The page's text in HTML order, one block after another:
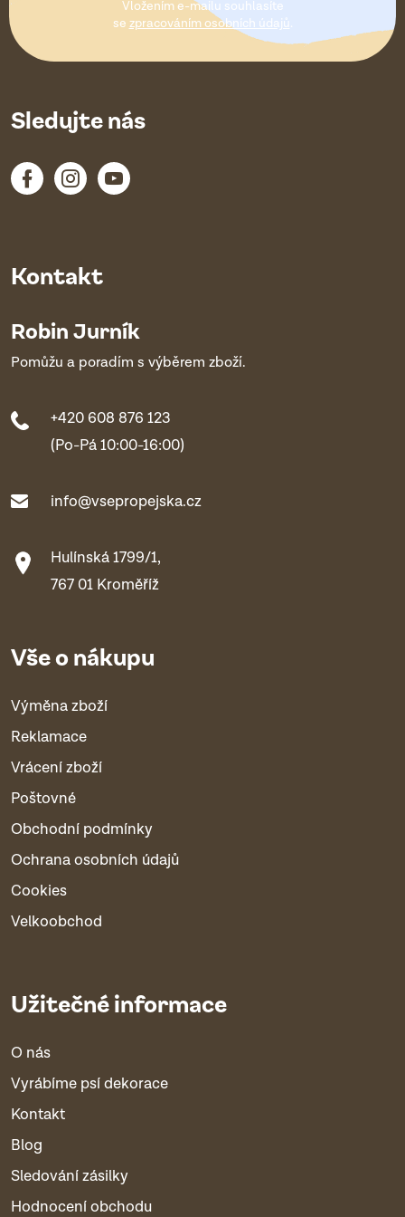
Vložením e-mailu souhlasíte
se zpracováním osobních údajů.
Kontakt
Robin Jurník
Pomůžu a poradím s výběrem zboží.
+420 608 876 123
(Po-Pá 10:00-16:00)
info@vsepropejska.cz
Hulínská 1799/1,
767 01 Kroměříž
Vše o nákupu
Výměna zboží
Reklamace
Vrácení zboží
Poštovné
Obchodní podmínky
Ochrana osobních údajů
Cookies
Velkoobchod
Užitečné informace
O nás
Vyrábíme psí dekorace
Kontakt
Blog
Sledování zásilky
Hodnocení obchodu
Sledujte nás